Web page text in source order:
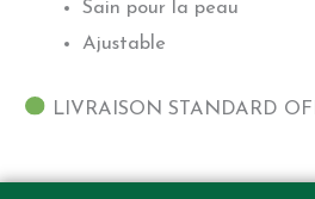
Sain pour la peau
Ajustable
LIVRAISON STANDARD